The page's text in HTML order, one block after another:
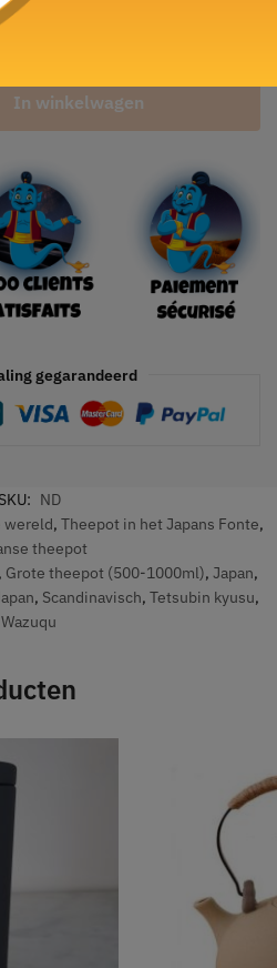
In winkelwagen
gegarandeerd
SKU: ND
wereld, Theepot in het Japans Fonte,
theepot
Grote theepot (500-1000ml), Japan,
, Scandinavisch, Tetsubin kyusu,
Wazuqu